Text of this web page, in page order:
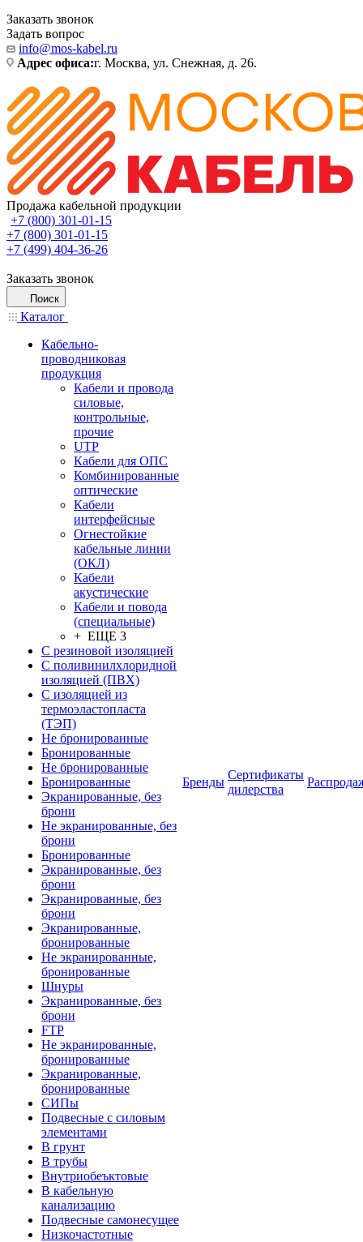
Заказать звонок
Задать вопрос
info@mos-kabel.ru
Адрес офиса:г. Москва, ул. Снежная, д. 26.
Продажа кабельной продукции
+7 (800) 301-01-15
+7 (800) 301-01-15
+7 (499) 404-36-26
Заказать звонок
Поиск
Каталог
Кабельно-
проводниковая
продукция
Кабели и провода
силовые,
контрольные,
прочие
UTP
Кабели для ОПС
Комбинированные
оптические
Кабели
интерфейсные
Огнестойкие
кабельные линии
(ОКЛ)
Кабели
акустические
Кабели и повода
(специальные)
+ ЕЩЕ 3
С резиновой изоляцией
С поливинилхлоридной
изоляцией (ПВХ)
С изоляцией из
термоэластопласта
(ТЭП)
Не бронированные
Бронированные
Не бронированные
Бронированные
Экранированные, без
брони
Не экранированные, без
брони
Бронированные
Экранированные, без
брони
Экранированные, без
брони
Экранированные,
бронированные
Не экранированные,
бронированные
Шнуры
Экранированные, без
брони
FTP
Не экранированные,
бронированные
Экранированные,
бронированные
СИПы
Подвесные с силовым
элементами
В грунт
В трубы
Внутриобеъктовые
В кабельную
канализацию
Подвесные самонесущее
Низкочастотные
Бренды
Сертификаты
дилерства